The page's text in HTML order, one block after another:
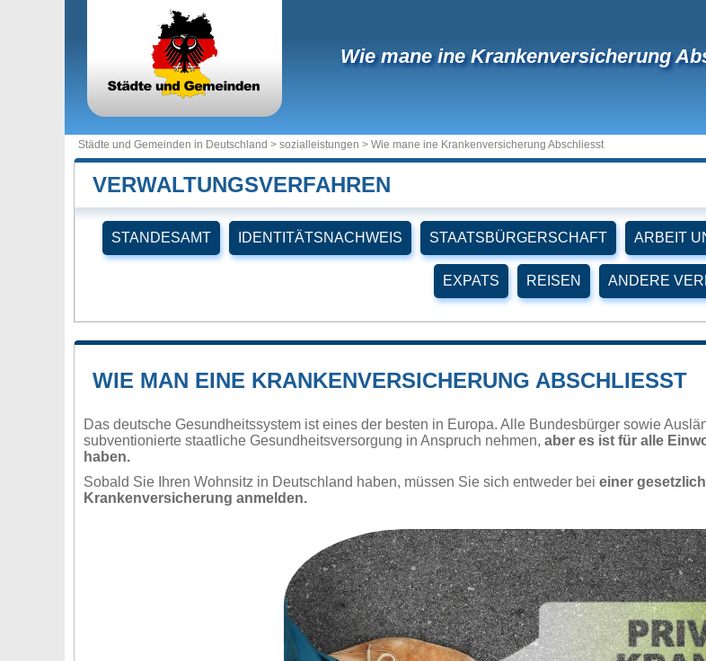
Wie mane ine Krankenversicherung
Städte und Gemeinden in Deutschland > sozialleistungen > Wie mane ine Krankenversicherung Abschliesst
VERWALTUNGSVERFAHREN
STANDESAMT IDENTITÄTSNACHWEIS STAATSBÜRGERSCHAFT ARBEIT
EXPATS REISEN ANDERE
WIE MAN EINE KRANKENVERSICHERUNG ABSCHLIESST
Das deutsche Gesundheitssystem ist eines der besten in Europa. Alle Bundesbürger sowie
subventionierte staatliche Gesundheitsversorgung in Anspruch nehmen, aber es ist für alle
haben.
Sobald Sie Ihren Wohnsitz in Deutschland haben, müssen Sie sich entweder bei einer
Krankenversicherung anmelden.